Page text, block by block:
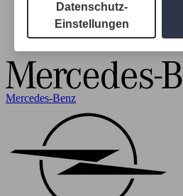
Mercedes-Benz
Datenschutz-
Einstellungen